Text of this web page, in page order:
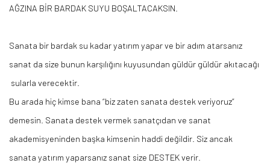
AĞZINA BİR BARDAK SUYU BOŞALTACAKSIN.
Sanata bir bardak su kadar yatırım yapar ve bir adım atarsanız
sanat da size bunun karşılığını kuyusundan güldür güldür akıtacağı
sularla verecektir.
Bu arada hiç kimse bana “biz zaten sanata destek veriyoruz”
demesin. Sanata destek vermek sanatçıdan ve sanat
akademisyeninden başka kimsenin haddi değildir. Siz ancak
sanata yatırım yaparsanız sanat size DESTEK verir.